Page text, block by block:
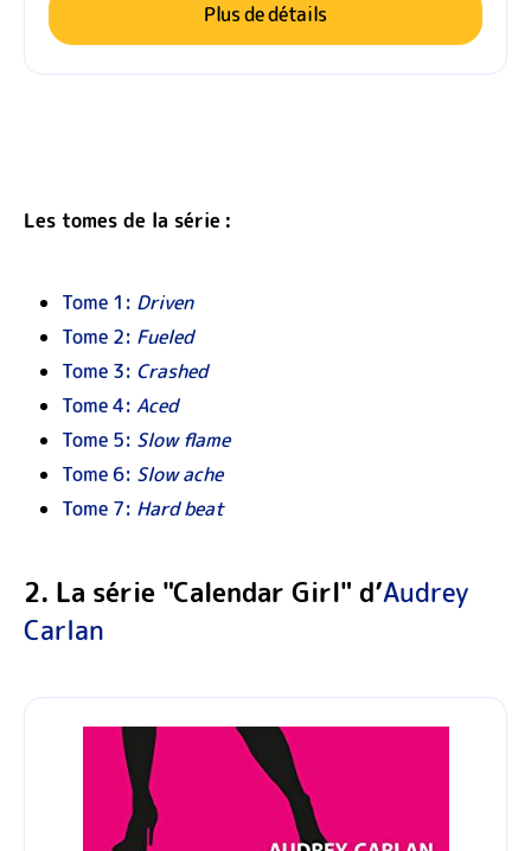
Plus de détails
Les tomes de la série :
Tome 1: Driven
Tome 2: Fueled
Tome 3: Crashed
Tome 4: Aced
Tome 5: Slow flame
Tome 6: Slow ache
Tome 7: Hard beat
2. La série "Calendar Girl" d’Audrey
Carlan